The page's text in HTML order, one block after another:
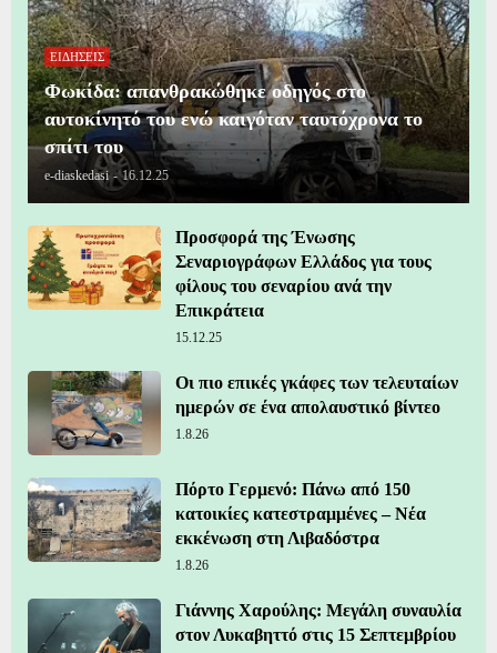
ΕΙΔΗΣΕΙΣ
Φωκίδα: απανθρακώθηκε οδηγός στο
αυτοκίνητό του ενώ καιγόταν ταυτόχρονα το
σπίτι του
e-diaskedasi - 16.12.25
Προσφορά της Ένωσης
Σεναριογράφων Ελλάδος για τους
φίλους του σεναρίου ανά την
Επικράτεια
15.12.25
Οι πιο επικές γκάφες των τελευταίων
ημερών σε ένα απολαυστικό βίντεο
1.8.26
Πόρτο Γερμενό: Πάνω από 150
κατοικίες κατεστραμμένες – Νέα
εκκένωση στη Λιβαδόστρα
1.8.26
Γιάννης Χαρούλης: Μεγάλη συναυλία
στον Λυκαβηττό στις 15 Σεπτεμβρίου